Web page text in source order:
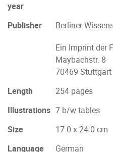
year
Publisher
Berliner
Ein Imprint der
Maybachstr. 8
70469 Stuttgart
Length
254 pages
Illustrations 7 b/w tables
Size
17.0 x 24.0 cm
Language
German